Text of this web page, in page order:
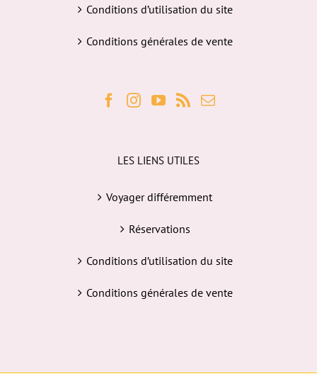
Conditions d’utilisation du site
Conditions générales de vente
LES LIENS UTILES
Voyager différemment
Réservations
Conditions d’utilisation du site
Conditions générales de vente